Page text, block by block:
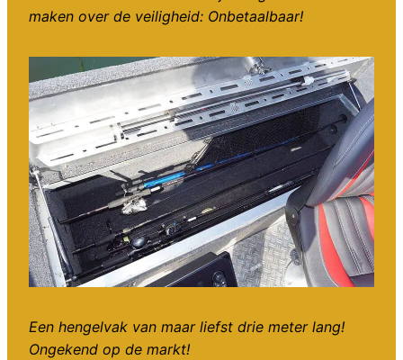
maken over de veiligheid: Onbetaalbaar!
Een hengelvak van maar liefst drie meter lang!
Ongekend op de markt!